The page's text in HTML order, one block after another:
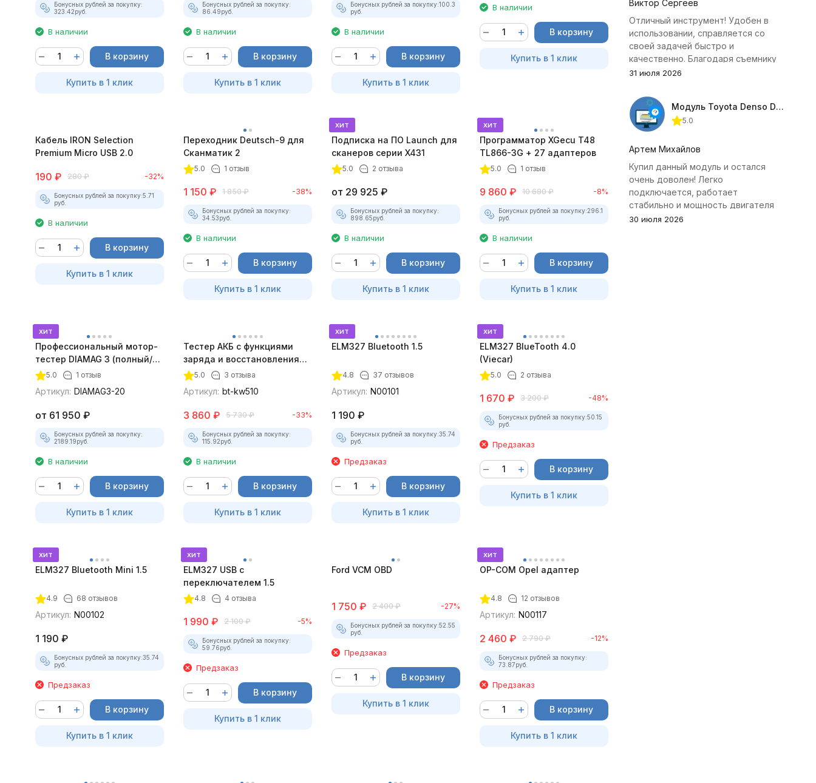
Бонусных рублей за покупку:
323.42руб.
В наличии
В корзину
Купить в 1 клик
Бонусных рублей за покупку:
86.49руб.
В наличии
В корзину
Купить в 1 клик
Бонусных рублей за покупку:100.3
руб.
В наличии
В корзину
Купить в 1 клик
В наличии
В корзину
Купить в 1 клик
Кабель IRON Selection
Premium Micro USB 2.0
190 ₽ 280 ₽ -32%
Бонусных рублей за покупку:5.71
руб.
В наличии
В корзину
Купить в 1 клик
Переходник Deutsch-9 для
Сканматик 2
5.0 1 отзыв
1 150 ₽ 1 850 ₽ -38%
Бонусных рублей за покупку:
34.53руб.
В наличии
В корзину
Купить в 1 клик
хит
Подписка на ПО Launch для
сканеров серии X431
5.0 2 отзыва
от 29 925 ₽
Бонусных рублей за покупку:
898.65руб.
В наличии
В корзину
Купить в 1 клик
хит
Программатор XGecu T48
TL866-3G + 27 адаптеров
5.0 1 отзыв
9 860 ₽ 10 680 ₽ -8%
Бонусных рублей за покупку:296.1
руб.
В наличии
В корзину
Купить в 1 клик
хит
Профессиональный мотор-
тестер DIAMAG 3 (полный/
максимальный комплект)
5.0 1 отзыв
Артикул: DIAMAG3-20
от 61 950 ₽
Бонусных рублей за покупку:
2189.19руб.
В наличии
В корзину
Купить в 1 клик
Тестер АКБ с функциями
заряда и восстановления
KONNWEI KW510
5.0 3 отзыва
Артикул: bt-kw510
3 860 ₽ 5 730 ₽ -33%
Бонусных рублей за покупку:
115.92руб.
В наличии
В корзину
Купить в 1 клик
хит
ELM327 Bluetooth 1.5
4.8 37 отзывов
Артикул: N00101
1 190 ₽
Бонусных рублей за покупку:35.74
руб.
Предзаказ
В корзину
Купить в 1 клик
хит
ELM327 BlueTooth 4.0
(Viecar)
5.0 2 отзыва
1 670 ₽ 3 200 ₽ -48%
Бонусных рублей за покупку:50.15
руб.
Предзаказ
В корзину
Купить в 1 клик
хит
ELM327 Bluetooth Mini 1.5
4.9 68 отзывов
Артикул: N00102
1 190 ₽
Бонусных рублей за покупку:35.74
руб.
Предзаказ
В корзину
Купить в 1 клик
хит
ELM327 USB с
переключателем 1.5
4.8 4 отзыва
1 990 ₽ 2 100 ₽ -5%
Бонусных рублей за покупку:
59.76руб.
Предзаказ
В корзину
Купить в 1 клик
Ford VCM OBD
1 750 ₽ 2 400 ₽ -27%
Бонусных рублей за покупку:52.55
руб.
Предзаказ
В корзину
Купить в 1 клик
хит
OP-COM Opel адаптер
4.8 12 отзывов
Артикул: N00117
2 460 ₽ 2 790 ₽ -12%
Бонусных рублей за покупку:
73.87руб.
Предзаказ
В корзину
Купить в 1 клик
Виктор Сергеев
Отличный инструмент! Удобен в
использовании, справляется со
своей задачей быстро и
качественно. Благодаря съемнику
удалось избежать лишних хлопот с
цилиндров.
31 июля 2026
Модуль Toyota Denso Diesel 2.8D для ChipTuningPRO
5.0
Артем Михайлов
Купил данный модуль и остался
очень доволен! Легко
подключается, работает
стабильно и мощность двигателя
заметно увеличилась. Рекомендую
30 июля 2026